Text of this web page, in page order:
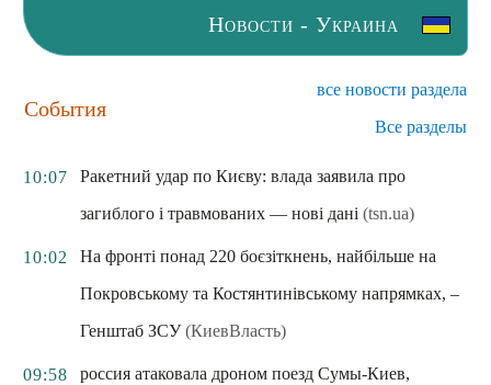
Новости - Украина
События
все новости раздела
Все разделы
10:07
Ракетний удар по Києву: влада заявила про
загиблого і травмованих — нові дані (tsn.ua)
10:02
На фронті понад 220 боєзіткнень, найбільше на
Покровському та Костянтинівському напрямках, –
Генштаб ЗСУ (КиевВласть)
09:58
россия атаковала дроном поезд Сумы-Киев,